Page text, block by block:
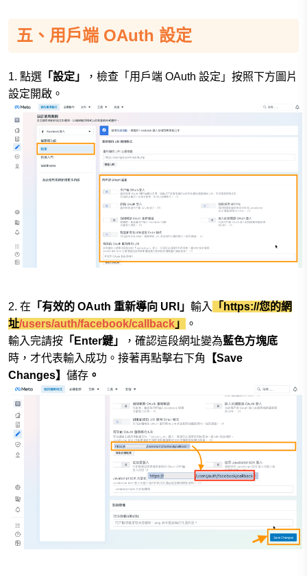
五、用戶端 OAuth 設定
1. 點選 「設定」
，檢查「用戶端 OAuth 設定」按照下方圖片
設定開啟。
2. 在 「有效的 OAuth 重新導向 URI」 輸入
「https://您的網
址/users/auth/facebook/callback 」
。
輸入完請按 「Enter鍵」 ，確認這段網址變為藍色方塊底
時，才代表輸入成功。接著再點擊右下角
【Save
Changes】 儲存 。